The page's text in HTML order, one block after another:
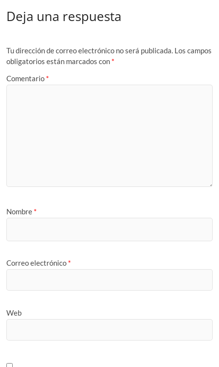
Deja una respuesta
Tu dirección de correo electrónico no será publicada. Los campos
obligatorios están marcados con *
Comentario *
Nombre *
Correo electrónico *
Web